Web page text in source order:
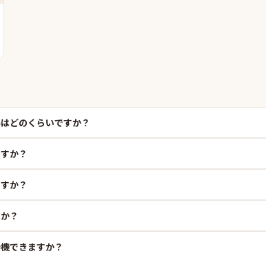
どのくらいですか？
か？
か？
？
できますか？